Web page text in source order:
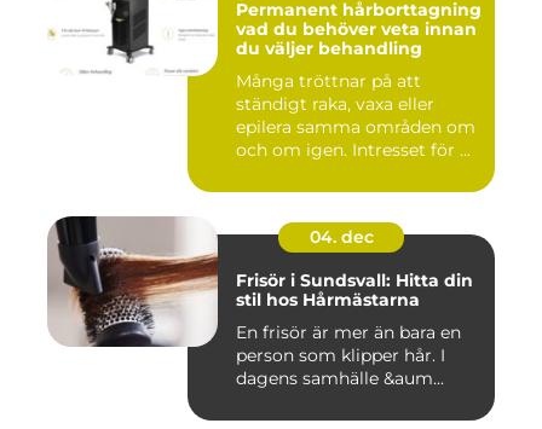
Permanent hårborttagning
vad du behöver veta innan
du väljer behandling
Många tröttnar på att
ständigt raka, vaxa eller
epilera samma områden om
och om igen. Intresset för ...
04. dec
Frisör i Sundsvall: Hitta din
stil hos Hårmästarna
En frisör är mer än bara en
person som klipper hår. I
dagens samhälle &aum...